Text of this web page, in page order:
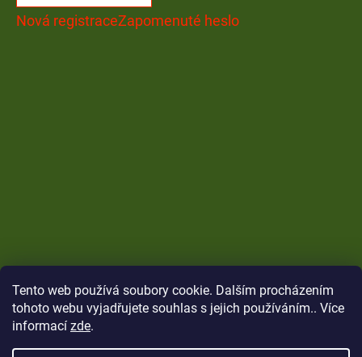
Tento web používá soubory cookie. Dalším procházením
tohoto webu vyjadřujete souhlas s jejich používáním.. Více
informací zde.
Nová registraceZapomenuté heslo